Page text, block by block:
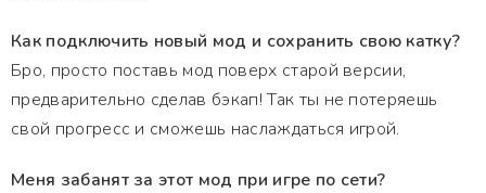
Как подключить новый мод и сохранить свою катку?
Бро, просто поставь мод поверх старой версии,
предварительно сделав бэкап! Так ты не потеряешь
свой прогресс и сможешь наслаждаться игрой.
Меня забанят за этот мод при игре по сети?